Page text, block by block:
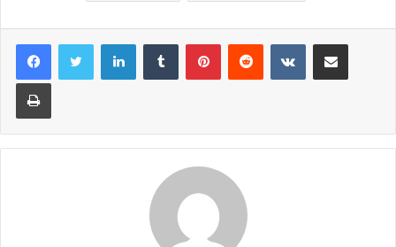
LinkedinTumblr PinterestReddit VK Compartilhar via e-mail
Imprimir